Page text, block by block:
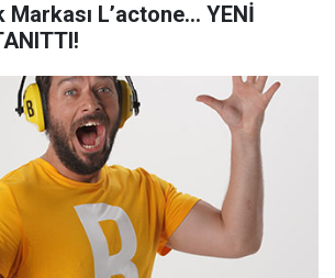
L’actone… YENİ